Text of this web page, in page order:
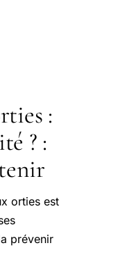
:
? :
orties est
prévenir